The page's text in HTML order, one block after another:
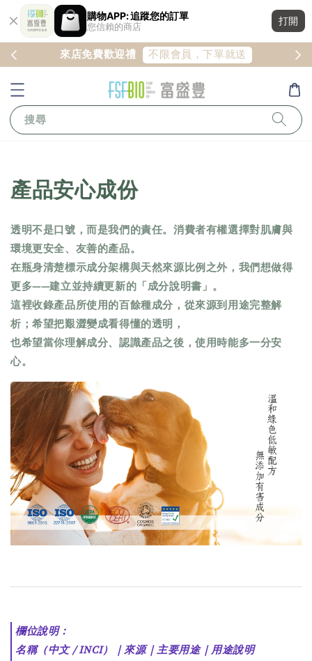
購物APP: 追蹤您的訂單
您信賴的商店
打開
冊 來店免費歡迎禮 不限會員，下單就送
搜尋
產品安心成份
透明不是口號，而是我們的責任。消費者有權選擇對肌膚與
環境更安全、友善的產品。
在瓶身清楚標示成分架構與天然來源比例之外，我們想做得
更多——建立並持續更新的「成分說明書」。
這裡收錄產品所使用的百餘種成分，從來源到用途完整解
析；希望把艱澀變成看得懂的透明，
也希望當你理解成分、認識產品之後，使用時能多一分安
心。
欄位說明：
名稱（中文 / INCI）
｜來源｜主要用途｜用途說明